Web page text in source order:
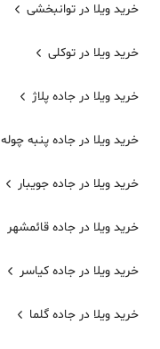
خرید ویلا در توانبخشی
خرید ویلا در توکلی
خرید ویلا در جاده پلاژ
خرید ویلا در جاده پنبه چوله
خرید ویلا در جاده جویبار
خرید ویلا در جاده قائمشهر
خرید ویلا در جاده کیاسر
خرید ویلا در جاده گلما